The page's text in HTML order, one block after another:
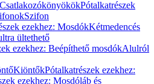
CsatlakozókönyökökPótalkatrészek
Szifon
ezekhez: MosdókKétmedencés
ültethető
ezekhez: Beépíthető mosdókAlulról
KiöntőkPótalkatrészek ezekhez:
ezekhez: Mosdóláb és